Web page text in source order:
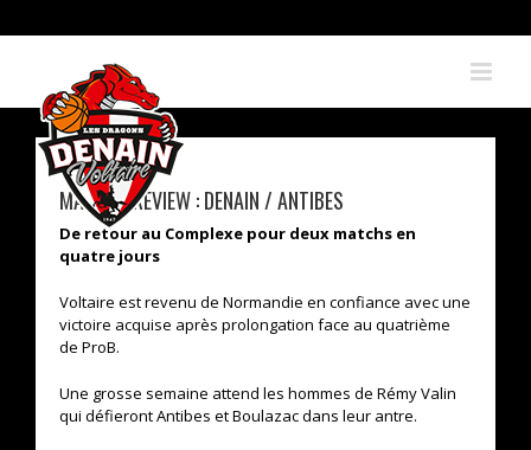
to
MATCH PREVIEW : DENAIN / ANTIBES
De retour au Complexe pour deux matchs en
quatre jours
Voltaire est revenu de Normandie en confiance avec une
victoire acquise après prolongation face au quatrième
de ProB.
Une grosse semaine attend les hommes de Rémy Valin
qui défieront Antibes et Boulazac dans leur antre.